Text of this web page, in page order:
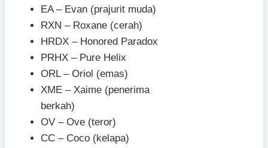
EA – Evan (prajurit muda)
RXN – Roxane (cerah)
HRDX – Honored Paradox
PRHX – Pure Helix
ORL – Oriol (emas)
XME – Xaime (penerima
berkah)
OV – Ove (teror)
CC – Coco (kelapa)